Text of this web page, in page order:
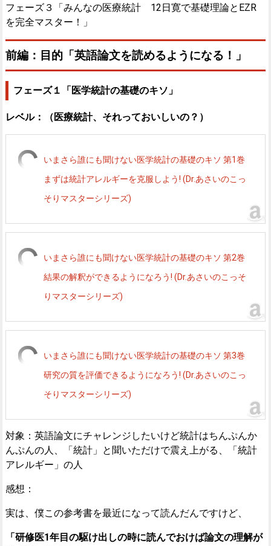
フェーズ３「みんなの医療統計 12日寛で基礎理論とEZR
を完全マスター！」
前編：目的「英語論文を読めるようになる！」
フェーズ１「医学統計の基礎のキソ」
レベル：（医療統計、それっておいしいの？）
いまさら誰にも聞けない医学統計の基礎のキソ 第1巻
まずは統計アレルギーを克服しよう! (Dr.あさいのこっ
そりマスターシリーズ)
いまさら誰にも聞けない医学統計の基礎のキソ 第2巻
結果の解釈ができるようになろう! (Dr.あさいのこっそ
りマスターシリーズ)
いまさら誰にも聞けない医学統計の基礎のキソ 第3巻
研究の質を評価できるようになろう! (Dr.あさいのこっ
そりマスターシリーズ)
対象：英語論文にチャレンジしたいけど統計はちんぷんか
んぷんの人、「統計」と聞いただけで震え上がる、「統計
アレルギー」の人
感想：
実は、僕この参考書を最近になって読んだんですけど、
「研修医1年目の駆け出しの時に読んでおけば論文の理解が